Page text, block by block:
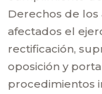
Derechos de los
afectados el
rectificación,
oposición y
procedimientos